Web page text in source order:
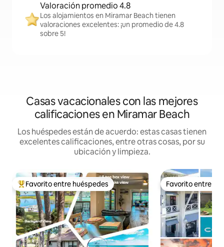
Valoración promedio 4.8
Los alojamientos en Miramar Beach tienen
valoraciones excelentes: ¡un promedio de 4.8
sobre 5!
Casas vacacionales con las mejores
calificaciones en Miramar Beach
Los huéspedes están de acuerdo: estas casas tienen
excelentes calificaciones, entre otras cosas, por su
ubicación y limpieza.
Favorito entre huéspedes preferido
Favorito entre huéspedes Favorito entre
Favorito entre